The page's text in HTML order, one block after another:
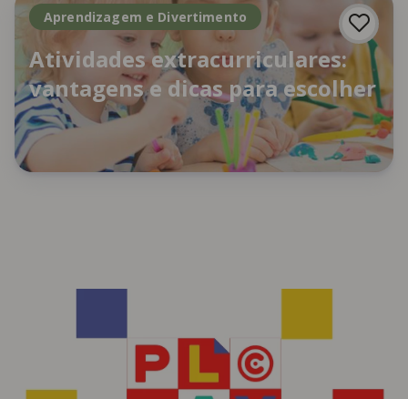
Aprendizagem e Divertimento
Atividades extracurriculares:
vantagens e dicas para escolher